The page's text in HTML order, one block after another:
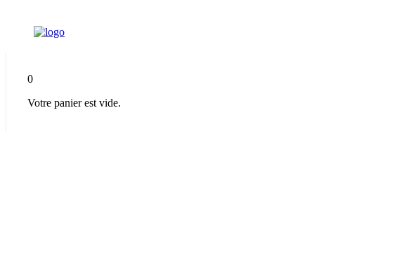
0
Votre panier est vide.